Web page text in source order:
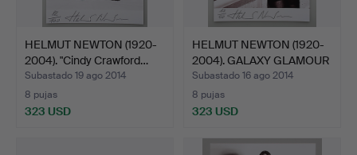
HELMUT NEWTON (1920-
2004). "Cindy Crawford…
Subastado 19 ago 2014
8 pujas
323 USD
HELMUT NEWTON (1920-
2004). GALAXY GLAMOUR
…
Subastado 16 ago 2014
8 pujas
323 USD